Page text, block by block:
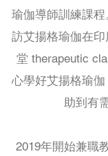
瑜伽導師訓練課
訪艾揚格瑜伽在
堂 therapeutic
心學好艾揚格瑜
助到有
2019年開始兼職